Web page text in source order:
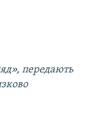
передають